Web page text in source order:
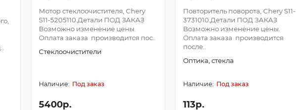
Мотор стеклоочистителя, Chery
S11-5205110.Детали ПОД ЗАКАЗ
Возможно изменение цены.
Оплата заказа производится пос..
Стеклоочистители
Под заказ
5400р.
Повторитель поворота, Chery S11-
3731010.Детали ПОД ЗАКАЗ
Возможно изменение цены.
Оплата заказа производится
после..
Оптика, стекла
Под заказ
113р.